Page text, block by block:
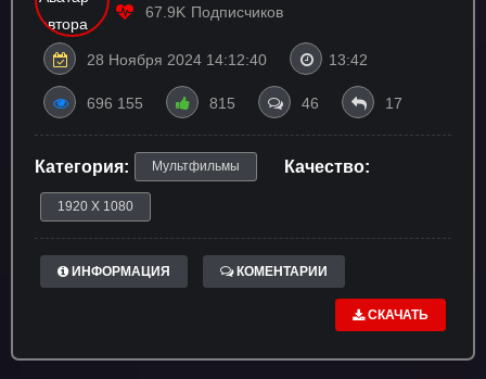
67.9K Подписчиков
28 Ноября 2024 14:12:40 13:42
696 155 815 46 17
Категория: Мультфильмы Качество:
1920 X 1080
ИНФОРМАЦИЯ КОМЕНТАРИИ
СКАЧАТЬ